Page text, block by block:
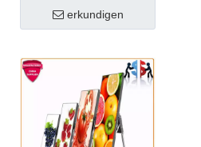
erkundigen